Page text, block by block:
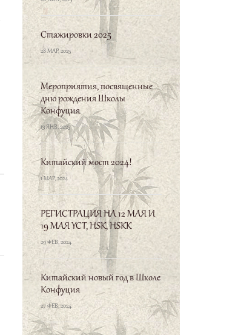
Стажировки 2025
28 МАР, 2025
Мероприятия, посвященные
дню рождения Школы
Конфуция
13 ЯНВ, 2025
Китайский мост 2024!
1 МАР, 2024
РЕГИСТРАЦИЯ НА 12 МАЯ И
19 МАЯ YCT, HSK, HSKK
29 ФЕВ, 2024
Китайский новый год в Школе
Конфуция
27 ФЕВ, 2024